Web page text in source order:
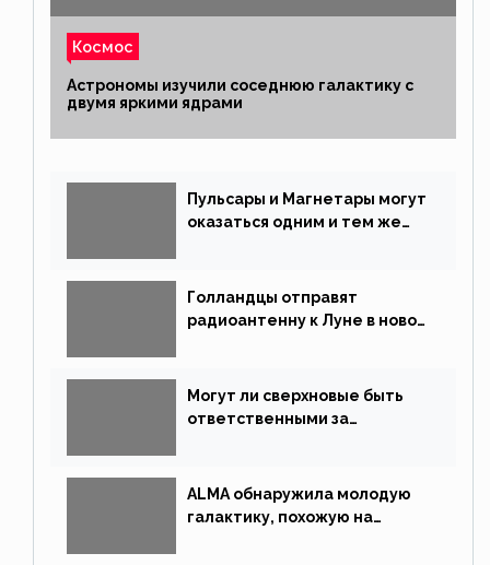
Космос
Астрономы изучили соседнюю галактику с
двумя яркими ядрами
Пульсары и Магнетары могут
оказаться одним и тем же
Голландцы отправят
радиоантенну к Луне в новой
Могут ли сверхновые быть
ответственными за
ALMA обнаружила молодую
галактику, похожую на